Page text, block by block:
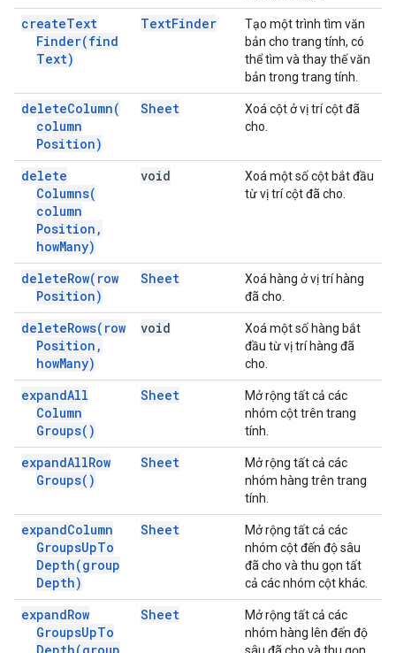
createText
Finder(find
Text)
TextFinder
Tạo một trình tìm văn
bản cho trang tính, có
thể tìm và thay thế văn
bản trong trang tính.
deleteColumn(
column
Position)
Sheet
Xoá cột ở vị trí cột đã
cho.
delete
Columns(
column
Position ,
howMany)
void
Xoá một số cột bắt đầu
từ vị trí cột đã cho.
deleteRow( row
Position)
Sheet
Xoá hàng ở vị trí hàng
đã cho.
deleteRows( row
Position ,
howMany)
void
Xoá một số hàng bắt
đầu từ vị trí hàng đã
cho.
expandAll
Column
Groups( )
Sheet
Mở rộng tất cả các
nhóm cột trên trang
tính.
expandAllRow
Groups( )
Sheet
Mở rộng tất cả các
nhóm hàng trên trang
tính.
expandColumn
GroupsUpTo
Depth(group
Depth)
Sheet
Mở rộng tất cả các
nhóm cột đến độ sâu
đã cho và thu gọn tất
cả các nhóm cột khác.
expandRow
GroupsUpTo
Sheet
Mở rộng tất cả các
nhóm hàng lên đến độ